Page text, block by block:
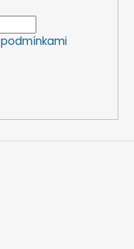
podmínkami